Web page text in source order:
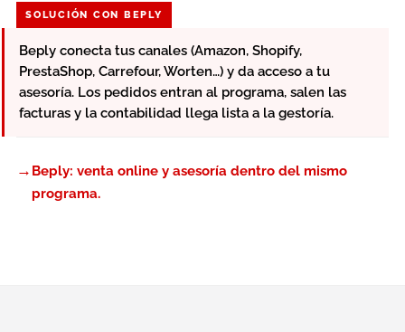
SOLUCIÓN CON BEPLY
Beply conecta tus canales (Amazon, Shopify,
PrestaShop, Carrefour, Worten…) y da acceso a tu
asesoría. Los pedidos entran al programa, salen las
facturas y la contabilidad llega lista a la gestoría.
→ Beply: venta online y asesoría dentro del mismo
programa.